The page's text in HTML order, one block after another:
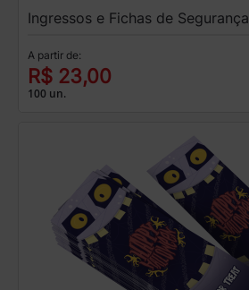
Ingressos e Fichas de Segurança
A partir de:
R$ 23,00
100 un.